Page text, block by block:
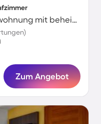
Familienorientierte Ferienwohnung mit beheiztem Pool und Garten
Zum Angebot